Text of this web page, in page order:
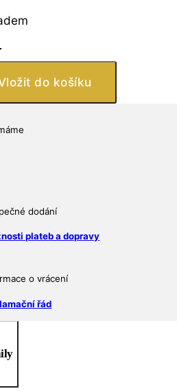
do košíku
dodání
plateb a dopravy
o vrácení
řád